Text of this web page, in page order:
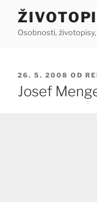
Přejít
obsahuOsobnosti,
PUBLIKOVÁNO
26. 5. 2008 OD
Josef